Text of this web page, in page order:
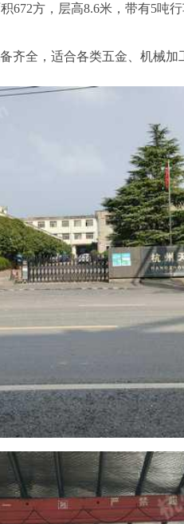
672方，层高8.6米，带有5吨
齐全，适合各类五金、机械